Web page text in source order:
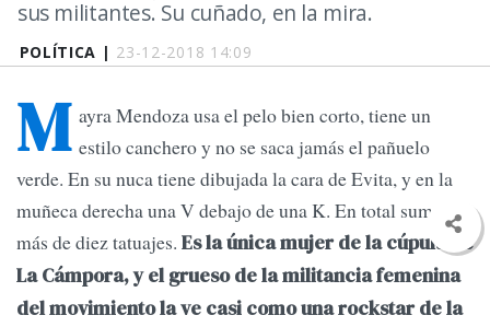
POLÍTICA | 23-12-2018 14:09
sus militantes. Su cuñado, en la mira.
M ayra Mendoza usa el pelo bien corto, tiene un
estilo canchero y no se saca jamás el pañuelo
verde. En su nuca tiene dibujada la cara de Evita, y en la
muñeca derecha una V debajo de una K. En total suma
más de diez tatuajes. Es la única mujer de la cúpula de
La Cámpora, y el grueso de la militancia femenina
del movimiento la ve casi como una rockstar de la